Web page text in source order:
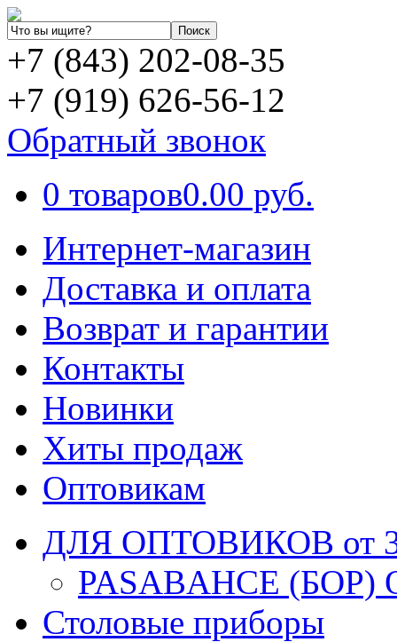
+7 (843) 202-08-35
+7 (919) 626-56-12
Обратный звонок
0 товаров0.00 руб.
Интернет-магазин
Доставка и оплата
Возврат и гарантии
Контакты
Новинки
Хиты продаж
Оптовикам
ДЛЯ ОПТОВИКОВ от
PASABAHCE (БОР)
Столовые приборы